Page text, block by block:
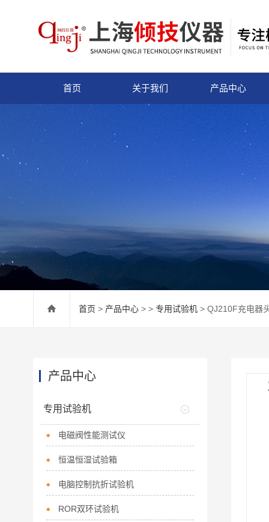
首页 关于我们 产品中心
首页 > 产品中心 > > 专用试验机 > QJ210F充电器
产品中心
专用试验机
电磁阀性能测试仪
恒温恒湿试验箱
电脑控制抗折试验机
ROR双环试验机